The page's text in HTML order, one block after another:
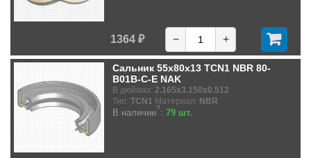
1364 ₽ − +
Сальник 55x80x13 TCN1 NBR 80-
B01B-C-E NAK
В дюймах: 2.165x3.150x0.512
Тип: TCN1 Материал: NBR
В наличии?: 79 шт.